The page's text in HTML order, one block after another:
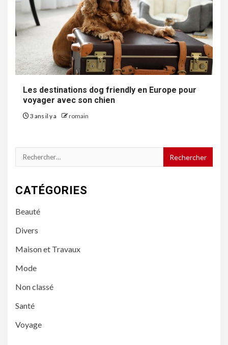
Les destinations dog friendly en Europe pour
voyager avec son chien
3 ans il y a romain
Rechercher :
CATÉGORIES
Beauté
Divers
Maison et Travaux
Mode
Non classé
Santé
Voyage